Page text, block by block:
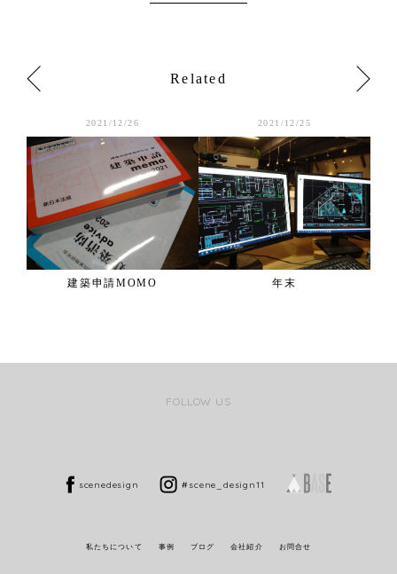
Related
2021/12/26
建築申請MOMO
2021/12/25
年末
FOLLOW US
scenedesign #scene_design11
私たちについて 事例 ブログ 会社紹介 お問合せ